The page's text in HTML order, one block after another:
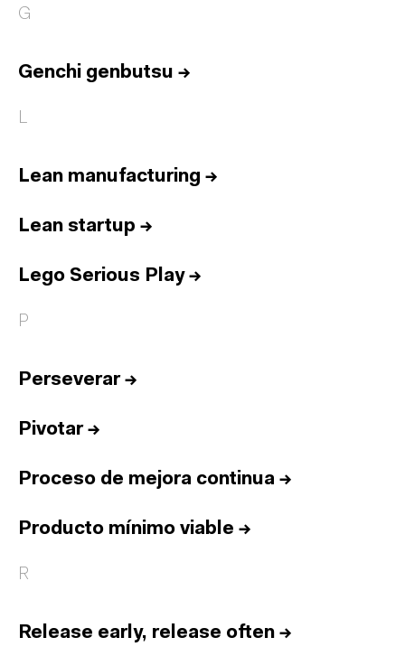
G
Genchi genbutsu →
L
Lean manufacturing →
Lean startup →
Lego Serious Play→
P
Perseverar→
Pivotar→
Proceso de mejora continua →
Producto mínimo viable →
R
Release early, release often →